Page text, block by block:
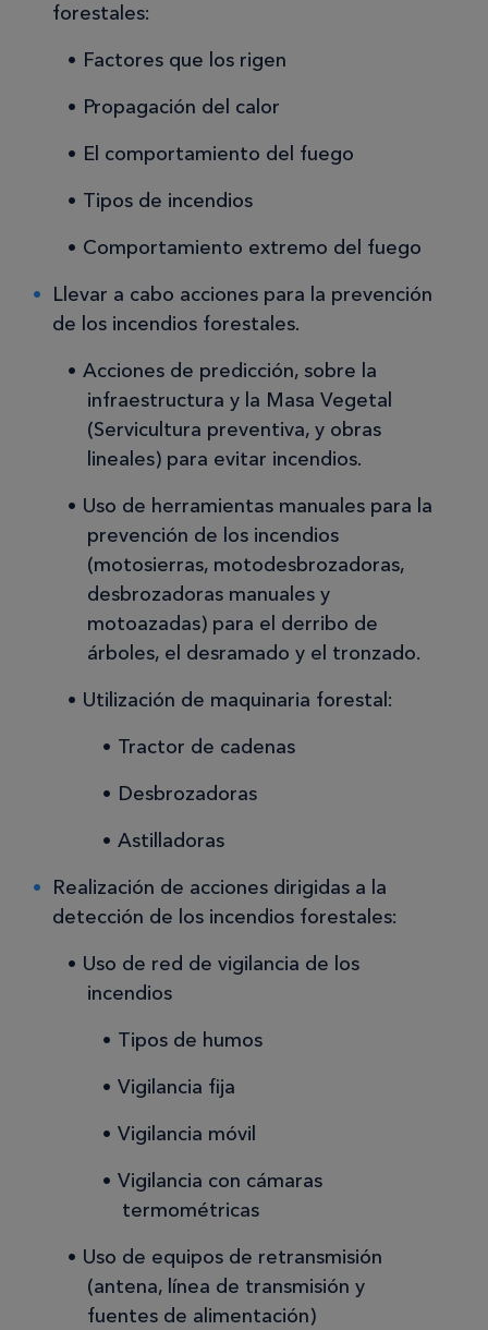
forestales:
Factores que los rigen
Propagación del calor
El comportamiento del fuego
Tipos de incendios
Comportamiento extremo del fuego
Llevar a cabo acciones para la prevención
de los incendios forestales.
Acciones de predicción, sobre la
infraestructura y la Masa Vegetal
(Servicultura preventiva, y obras
lineales) para evitar incendios.
Uso de herramientas manuales para la
prevención de los incendios
(motosierras, motodesbrozadoras,
desbrozadoras manuales y
motoazadas) para el derribo de
árboles, el desramado y el tronzado.
Utilización de maquinaria forestal:
Tractor de cadenas
Desbrozadoras
Astilladoras
Realización de acciones dirigidas a la
detección de los incendios forestales:
Uso de red de vigilancia de los
incendios
Tipos de humos
Vigilancia fija
Vigilancia móvil
Vigilancia con cámaras
termométricas
Uso de equipos de retransmisión
(antena, línea de transmisión y
fuentes de alimentación)